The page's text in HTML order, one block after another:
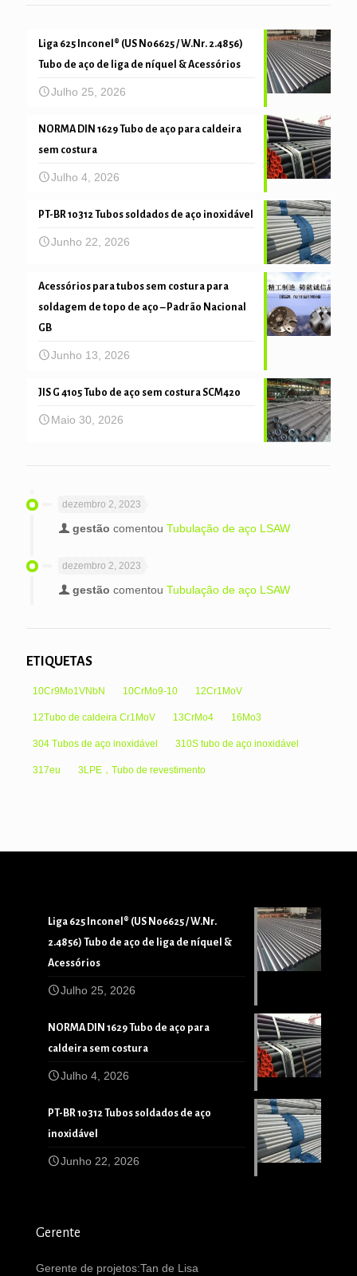
Liga 625 Inconel® (US N06625 / W.Nr. 2.4856)
Tubo de aço de liga de níquel & Acessórios
Julho 25, 2026
NORMA DIN 1629 Tubo de aço para caldeira
sem costura
Julho 4, 2026
PT-BR 10312 Tubos soldados de aço inoxidável
Junho 22, 2026
Acessórios para tubos sem costura para
soldagem de topo de aço – Padrão Nacional
GB
Junho 13, 2026
JIS G 4105 Tubo de aço sem costura SCM420
Maio 30, 2026
dezembro 2, 2023
gestão comentou Tubulação de aço LSAW
dezembro 2, 2023
gestão comentou Tubulação de aço LSAW
ETIQUETAS
10Cr9Mo1VNbN 10CrMo9-10 12Cr1MoV
12Tubo de caldeira Cr1MoV 13CrMo4 16Mo3
304 Tubos de aço inoxidável 310S tubo de aço inoxidável
317eu 3LPE，Tubo de revestimento
Liga 625 Inconel® (US N06625 / W.Nr.
2.4856) Tubo de aço de liga de níquel &
Acessórios
Julho 25, 2026
NORMA DIN 1629 Tubo de aço para
caldeira sem costura
Julho 4, 2026
PT-BR 10312 Tubos soldados de aço
inoxidável
Junho 22, 2026
Gerente
Gerente de projetos:Tan de Lisa